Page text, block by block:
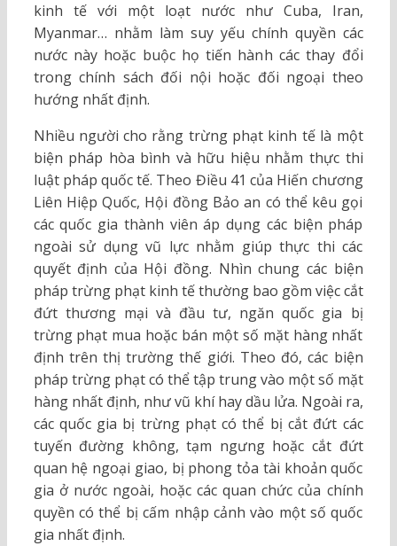
kinh tế với một loạt nước như Cuba, Iran,
Myanmar… nhằm làm suy yếu chính quyền các
nước này hoặc buộc họ tiến hành các thay đổi
trong chính sách đối nội hoặc đối ngoại theo
hướng nhất định.
Nhiều người cho rằng trừng phạt kinh tế là một
biện pháp hòa bình và hữu hiệu nhằm thực thi
luật pháp quốc tế. Theo Điều 41 của Hiến chương
Liên Hiệp Quốc, Hội đồng Bảo an có thể kêu gọi
các quốc gia thành viên áp dụng các biện pháp
ngoài sử dụng vũ lực nhằm giúp thực thi các
quyết định của Hội đồng. Nhìn chung các biện
pháp trừng phạt kinh tế thường bao gồm việc cắt
đứt thương mại và đầu tư, ngăn quốc gia bị
trừng phạt mua hoặc bán một số mặt hàng nhất
định trên thị trường thế giới. Theo đó, các biện
pháp trừng phạt có thể tập trung vào một số mặt
hàng nhất định, như vũ khí hay dầu lửa. Ngoài ra,
các quốc gia bị trừng phạt có thể bị cắt đứt các
tuyến đường không, tạm ngưng hoặc cắt đứt
quan hệ ngoại giao, bị phong tỏa tài khoản quốc
gia ở nước ngoài, hoặc các quan chức của chính
quyền có thể bị cấm nhập cảnh vào một số quốc
gia nhất định.